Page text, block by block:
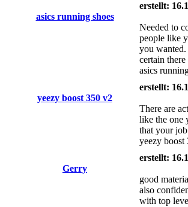
asics running shoes
erstellt:
Needed to
people like
you wanted.
certain
asics
yeezy boost 350 v2
erstellt:
There are
like the one
that your
yeezy
Gerry
erstellt:
good
also
with top